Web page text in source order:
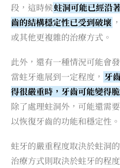
段，這時候蛀洞可能已經沿
齒的結構穩定性已受到破壞
或其他更複雜的治療方式。
此外，還有一種情況可能會
當蛀牙進展到一定程度， 牙
得很嚴重時，牙齒可能變得
除了處理蛀洞外，可能還需
以恢復牙齒的功能和穩定性。
蛀牙的嚴重程度取決於蛀洞
治療方式則取決於蛀牙的程